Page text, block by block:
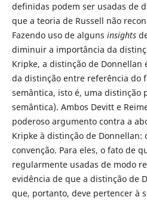
definidas podem ser usadas de
que a teoria de Russell não
Fazendo uso de alguns insights
diminuir a importância da
Kripke, a distinção de Donnellan
da distinção entre referência do
semântica, isto é, uma distinção
semântica). Ambos Devitt e
poderoso argumento contra a
Kripke à distinção de Donnellan:
convenção. Para eles, o fato de
regularmente usadas de modo
evidência de que a distinção de
que, portanto, deve pertencer à